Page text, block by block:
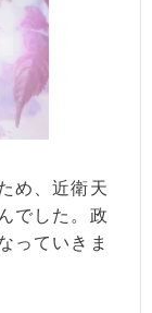
め、近衛天
でした。政
っていきま